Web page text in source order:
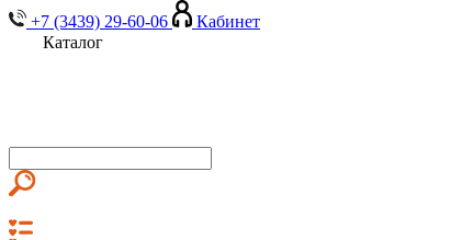
+7 (3439) 29-60-06
Кабинет
Каталог